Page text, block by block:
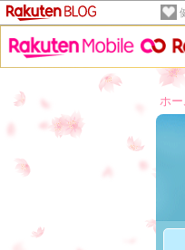
ホ